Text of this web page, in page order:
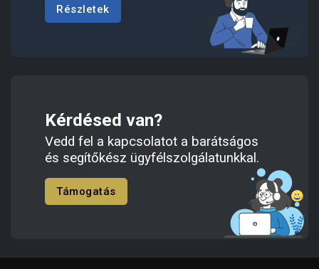
Részletek
Kérdésed van?
Vedd fel a kapcsolatot a barátságos
és segítőkész ügyfélszolgálatunkkal.
Támogatás